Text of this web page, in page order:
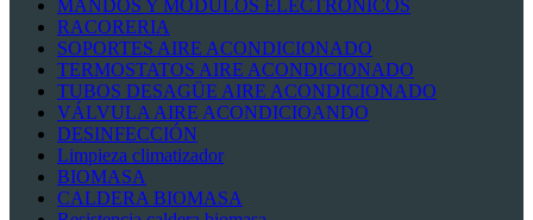
MANDOS Y MÓDULOS ELECTRÓNICOS
RACORERIA
SOPORTES AIRE ACONDICIONADO
TERMOSTATOS AIRE ACONDICIONADO
TUBOS DESAGÜE AIRE ACONDICIONADO
VÁLVULA AIRE ACONDICIOANDO
DESINFECCIÓN
Limpieza climatizador
BIOMASA
CALDERA BIOMASA